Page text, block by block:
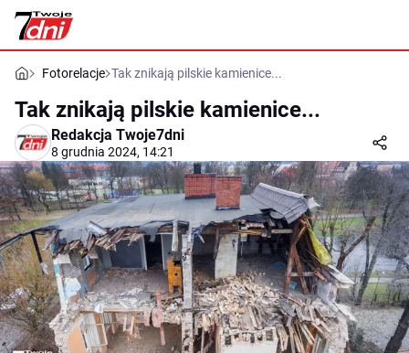
Fotorelacje Tak znikają pilskie kamienice...
Tak znikają pilskie kamienice...
Redakcja Twoje7dni
8 grudnia 2024, 14:21